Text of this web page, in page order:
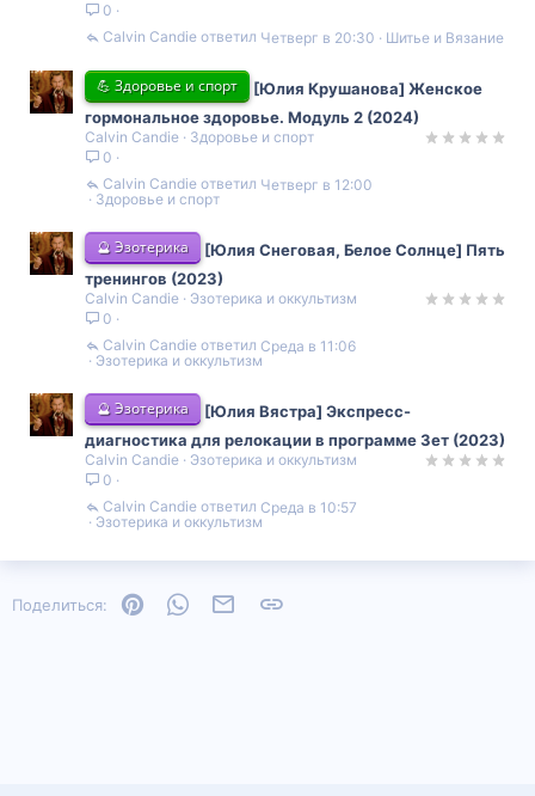
0
Шитье и Вязание
Четверг в 20:30
Calvin Candie
💪 Здоровье и спорт
[Юлия Крушанова] Женское
гормональное здоровье. Модуль 2 (2024)
Calvin Candie
Здоровье и спорт
0
Здоровье и спорт
Четверг в 12:00
Calvin Candie
🔮 Эзотерика
[Юлия Снеговая, Белое Солнце] Пять
тренингов (2023)
Calvin Candie
Эзотерика и оккультизм
0
Эзотерика и оккультизм
Среда в 11:06
Calvin Candie
🔮 Эзотерика
[Юлия Вястра] Экспресс-
диагностика для релокации в программе Зет (2023)
Calvin Candie
Эзотерика и оккультизм
0
Эзотерика и оккультизм
Среда в 10:57
Calvin Candie
Поделиться: PinterestWhatsAppЭлектронная почта